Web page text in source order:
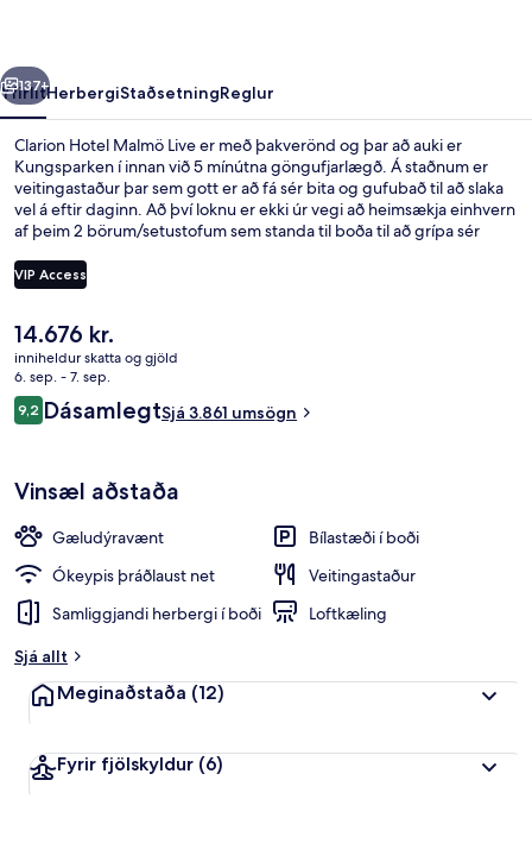
Næsta
137+
YfirlitHerbergiStaðsetningReglur
Clarion Hotel Malmö Live er með þakverönd og þar að auki er
Kungsparken í innan við 5 mínútna göngufjarlægð. Á staðnum er
veitingastaður þar sem gott er að fá sér bita og gufubað til að slaka
vel á eftir daginn. Að því loknu er ekki úr vegi að heimsækja einhvern
af þeim 2 börum/setustofum sem standa til boða til að grípa sér
skyndibitastaður/sælkeraverslun eru meðal annarra hápunkta
staðarins. Hjálpsamt starfsfólk og morgunverðurinn eru meðal helstu
VIP Access
Núverandi
verð
er
14.676 kr.
14.676 kr.
inniheldur skatta og gjöld
6. sep. - 7. sep.
Umsagnir
9,29,2 af 10
DásamlegtSjá 3.861 umsögn
Vinsæl aðstaða
Gæludýravænt
Bílastæði í boði
Ókeypis þráðlaust net
Veitingastaður
Samliggjandi herbergi í boði
Loftkæling
Sjá allt
Meginaðstaða (12)
Fyrir fjölskyldur (6)